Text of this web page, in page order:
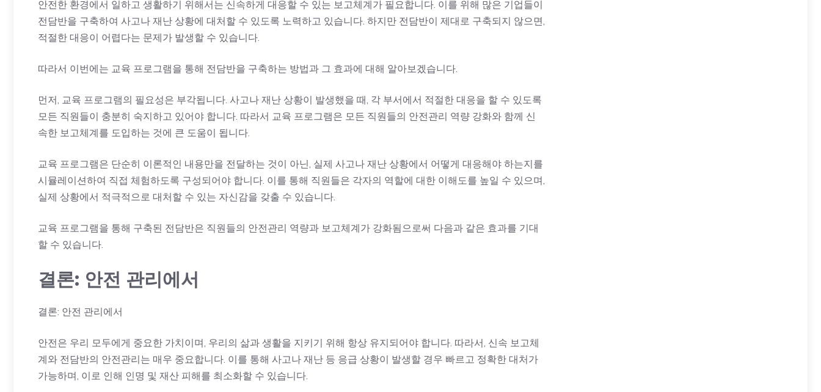
안전한 환경에서 일하고 생활하기 위해서는 신속하게 대응할 수 있는 보고체계가 필요합니다. 이를 위해 많은 기업들이
전담반을 구축하여 사고나 재난 상황에 대처할 수 있도록 노력하고 있습니다. 하지만 전담반이 제대로 구축되지 않으면,
적절한 대응이 어렵다는 문제가 발생할 수 있습니다.
따라서 이번에는 교육 프로그램을 통해 전담반을 구축하는 방법과 그 효과에 대해 알아보겠습니다.
먼저, 교육 프로그램의 필요성은 부각됩니다. 사고나 재난 상황이 발생했을 때, 각 부서에서 적절한 대응을 할 수 있도록
모든 직원들이 충분히 숙지하고 있어야 합니다. 따라서 교육 프로그램은 모든 직원들의 안전관리 역량 강화와 함께 신
속한 보고체계를 도입하는 것에 큰 도움이 됩니다.
교육 프로그램은 단순히 이론적인 내용만을 전달하는 것이 아닌, 실제 사고나 재난 상황에서 어떻게 대응해야 하는지를
시뮬레이션하여 직접 체험하도록 구성되어야 합니다. 이를 통해 직원들은 각자의 역할에 대한 이해도를 높일 수 있으며,
실제 상황에서 적극적으로 대처할 수 있는 자신감을 갖출 수 있습니다.
교육 프로그램을 통해 구축된 전담반은 직원들의 안전관리 역량과 보고체계가 강화됨으로써 다음과 같은 효과를 기대
할 수 있습니다.
결론: 안전 관리에서
결론: 안전 관리에서
안전은 우리 모두에게 중요한 가치이며, 우리의 삶과 생활을 지키기 위해 항상 유지되어야 합니다. 따라서, 신속 보고체
계와 전담반의 안전관리는 매우 중요합니다. 이를 통해 사고나 재난 등 응급 상황이 발생할 경우 빠르고 정확한 대처가
가능하며, 이로 인해 인명 및 재산 피해를 최소화할 수 있습니다.